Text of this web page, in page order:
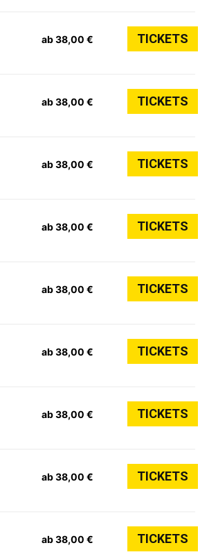
ab 38,00 € TICKETS
ab 38,00 € TICKETS
ab 38,00 € TICKETS
ab 38,00 € TICKETS
ab 38,00 € TICKETS
ab 38,00 € TICKETS
ab 38,00 € TICKETS
ab 38,00 € TICKETS
ab 38,00 € TICKETS